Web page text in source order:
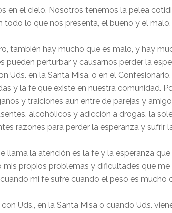
en el cielo. Nosotros tenemos la pelea
todo lo que nos presenta, el bueno y el malo.
también hay mucho que es malo, y hay
pueden perturbar y causarnos perder la
Uds. en la Santa Misa, o en el
y la fe que existe en nuestra comunidad.
y traiciones aun entre de parejas y
alcohólicos y adicción a drogas, la
razones para perder la esperanza y sufrir
llama la atención es la fe y la esperanza
mis propios problemas y dificultades que
mi fe sufre cuando el peso es mucho
Uds., en la Santa Misa o cuando Uds.